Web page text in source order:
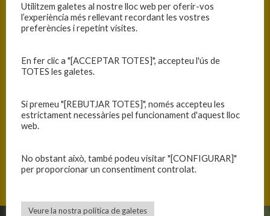
Sènior B Femení Sènior B Femení
Utilitzem galetes al nostre lloc web per oferir-vos
l’experiència més rellevant recordant les vostres
preferències i repetint visites.
En fer clic a "[ACCEPTAR TOTES]", accepteu l'ús de
TOTES les galetes.
Si premeu "[REBUTJAR TOTES]", només accepteu les
estrictament necessàries pel funcionament d'aquest lloc
web.
No obstant això, també podeu visitar "[CONFIGURAR]"
per proporcionar un consentiment controlat.
Veure la nostra política de galetes